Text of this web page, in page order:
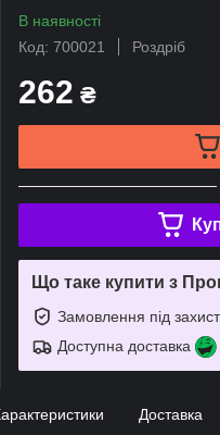
В наявності
Код: 700021
Роздріб
262 ₴
Що таке купити з
Замовлення під
Доступна доставка
Доставка